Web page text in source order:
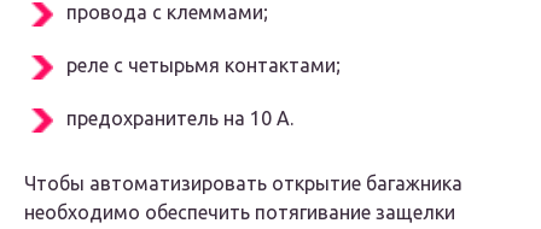
провода с клеммами;
реле с четырьмя контактами;
предохранитель на 10 А.
Чтобы автоматизировать открытие багажника
необходимо обеспечить потягивание защелки